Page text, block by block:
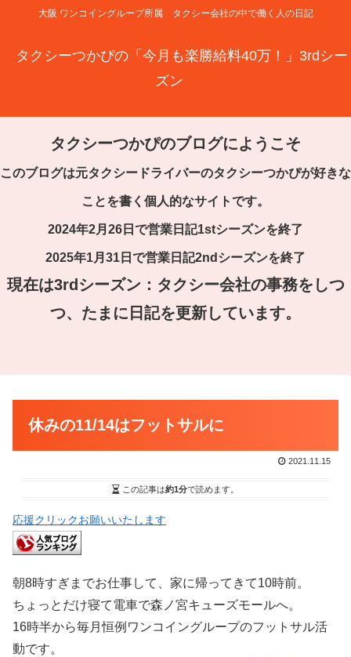
大阪 ワンコイングループ所属 タクシー会社の中で働く人の日記
タクシーつかぴの「今月も楽勝給料40万！」3rdシー
ズン
タクシーつかぴのブログにようこそ
このブログは元タクシードライバーのタクシーつかぴが好きな
ことを書く個人的なサイトです。
2024年2月26日で営業日記1stシーズンを終了
2025年1月31日で営業日記2ndシーズンを終了
現在は3rdシーズン：タクシー会社の事務をしつ
つ、たまに日記を更新しています。
休みの11/14はフットサルに
2021.11.15
この記事は約1分で読めます。
応援クリックお願いいたします
朝8時すぎまでお仕事して、家に帰ってきて10時前。
ちょっとだけ寝て電車で森ノ宮キューズモールへ。
16時半から毎月恒例ワンコイングループのフットサル活
動です。